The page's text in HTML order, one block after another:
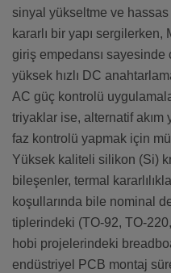
sinyal yükseltme ve
kararlı bir yapı
giriş empedansı
yüksek hızlı DC
AC güç kontrolü
triyaklar ise, alternatif
faz kontrolü yapmak için
Yüksek kaliteli silikon (Si)
bileşenler, termal
koşullarında bile nominal
tiplerindeki (TO-92, TO-
hobi projelerindeki
endüstriyel PCB montaj